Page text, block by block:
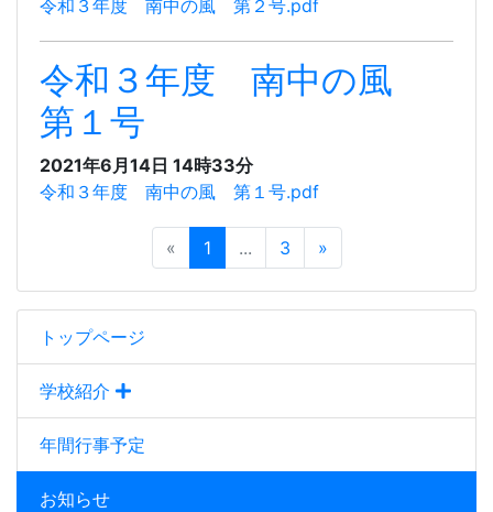
トップページ
学校紹介
年間行事予定
お知らせ
令和３年度 南中の風 第２号.pdf
令和３年度 南中の風
第１号
2021年6月14日 14時33分
令和３年度 南中の風 第１号.pdf
« 1 ... 3 »